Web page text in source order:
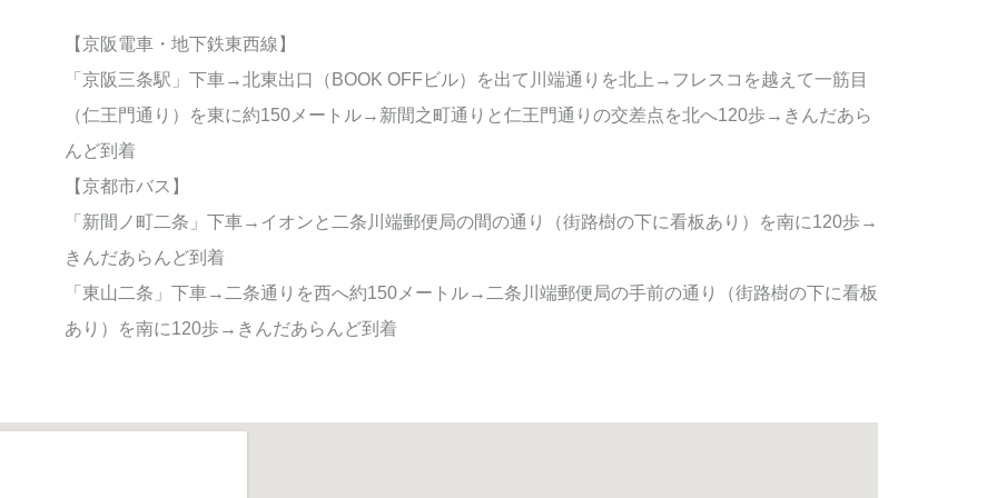
【京阪電車・地下鉄東西線】
「京阪三条駅」下車→北東出口（BOOK OFFビル）を出て川端通りを北上→フレスコを越えて一筋目
（仁王門通り）を東に約150メートル→新間之町通りと仁王門通りの交差点を北へ120歩→きんだあら
んど到着
【京都市バス】
「新間ノ町二条」下車→イオンと二条川端郵便局の間の通り（街路樹の下に看板あり）を南に120歩→
きんだあらんど到着
「東山二条」下車→二条通りを西へ約150メートル→二条川端郵便局の手前の通り（街路樹の下に看板
あり）を南に120歩→きんだあらんど到着